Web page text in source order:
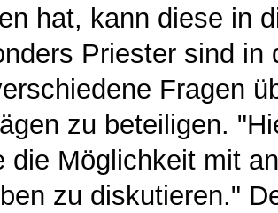
hat, kann diese in
Priester sind in
Fragen
zu beteiligen.
die Möglichkeit mit
zu diskutieren."